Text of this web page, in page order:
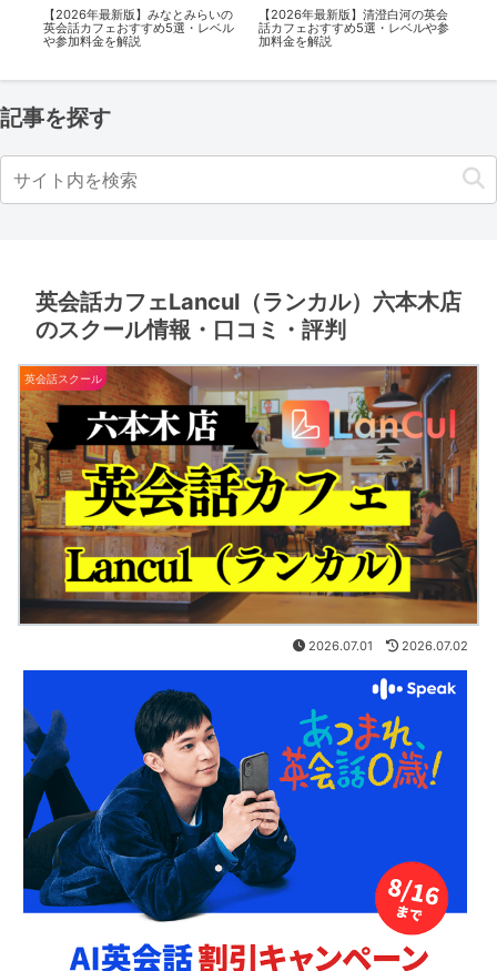
【8月限定】DMM英会話が夏の英
会話スタートキャンペーン開催・
通常6,980円/月のプランを初月1円
【2026年最新版】日野の英会話カ
フェおすすめ5選・レベルや参加料
金を解説
記事を探す
英会話カフェLancul（ランカル）六本木店
のスクール情報・口コミ・評判
英会話スクール
2026.07.01 2026.07.02